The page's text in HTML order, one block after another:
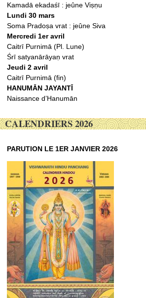
Kamadā ekadaśī : jeûne Viṣṇu
Lundi 30 mars
Soma Pradoṣa vrat : jeûne Siva
Mercredi 1er avril
Caitrī Purnimā (Pl. Lune)
Śrī satyanārāyaṇ vrat
Jeudi 2 avril
Caitrī Purnimā (fin)
HANUMĀN JAYANTĪ
Naissance d’Hanumān
CALENDRIERS 2026
PARUTION LE 1ER JANVIER 2026